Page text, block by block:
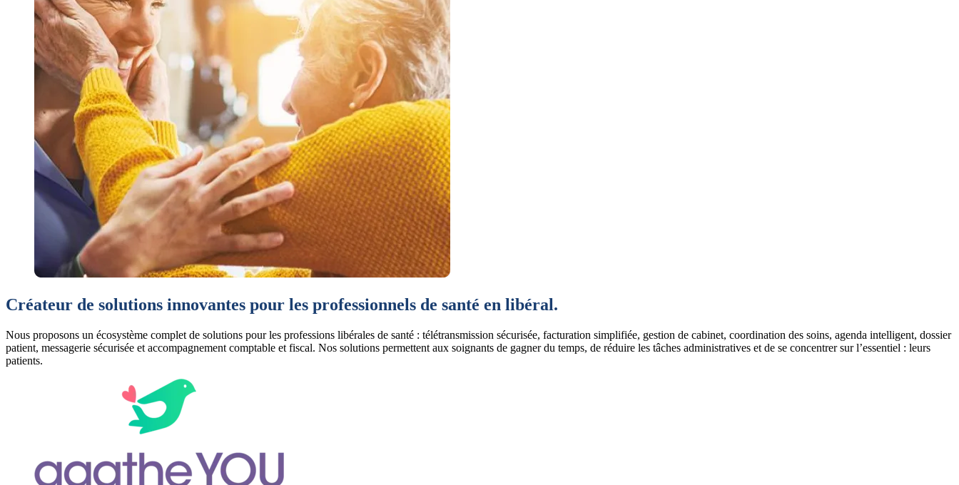
Créateur de solutions innovantes pour les professionnels de santé en libéral.
Nous proposons un écosystème complet de solutions pour les professions libérales de santé : télétransmission sécurisée, facturation simplifiée, gestion de cabinet, coordination des soins, agenda intelligent, dossier
patient, messagerie sécurisée et accompagnement comptable et fiscal. Nos solutions permettent aux soignants de gagner du temps, de réduire les tâches administratives et de se concentrer sur l’essentiel : leurs
patients.